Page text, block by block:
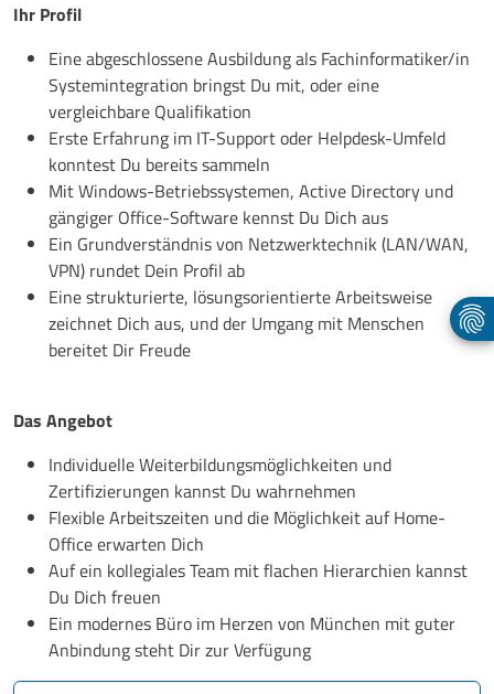
Ihr Profil
Eine abgeschlossene Ausbildung als Fachinformatiker/in
Systemintegration bringst Du mit, oder eine
vergleichbare Qualifikation
Erste Erfahrung im IT-Support oder Helpdesk-Umfeld
konntest Du bereits sammeln
Mit Windows-Betriebssystemen, Active Directory und
gängiger Office-Software kennst Du Dich aus
Ein Grundverständnis von Netzwerktechnik (LAN/WAN,
VPN) rundet Dein Profil ab
Eine strukturierte, lösungsorientierte Arbeitsweise
zeichnet Dich aus, und der Umgang mit Menschen
bereitet Dir Freude
Das Angebot
Individuelle Weiterbildungsmöglichkeiten und
Zertifizierungen kannst Du wahrnehmen
Flexible Arbeitszeiten und die Möglichkeit auf Home-
Office erwarten Dich
Auf ein kollegiales Team mit flachen Hierarchien kannst
Du Dich freuen
Ein modernes Büro im Herzen von München mit guter
Anbindung steht Dir zur Verfügung